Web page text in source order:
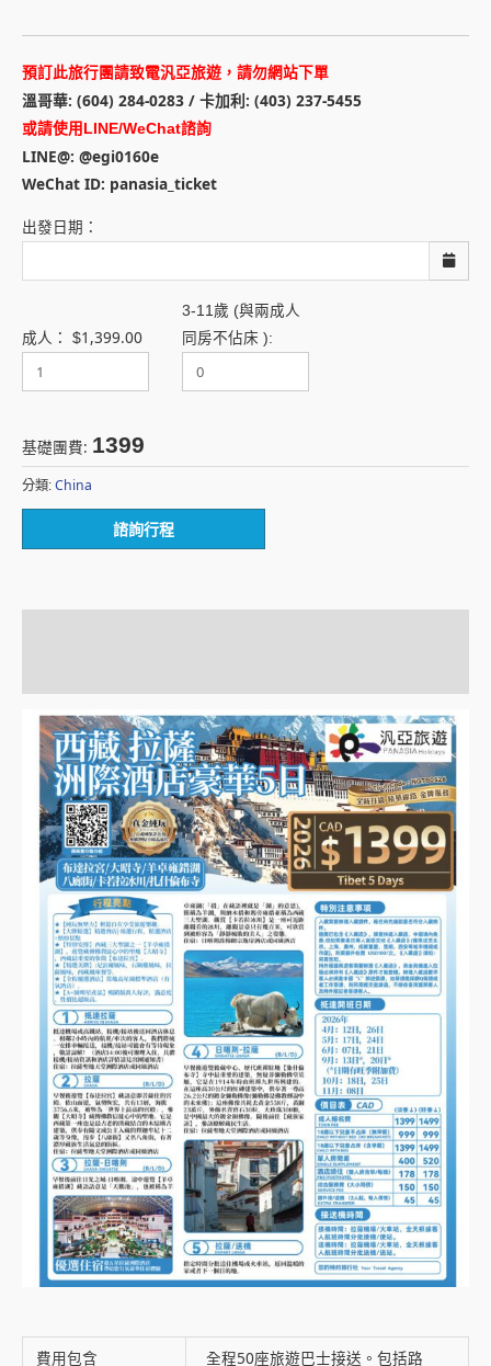
預訂此旅行團請致電汎亞旅遊，請勿網站下單
溫哥華: (604) 284-0283 / 卡加利: (403) 237-5455
或請使用LINE/WeChat諮詢
LINE@: @egi0160e
WeChat ID: panasia_ticket
出發日期：
成人： $1,399.00
3-11歲 (與兩成人
同房不佔床 ):
基礎團費: 1399
分類: China
諮詢行程
費用包含 全程50座旅遊巴士接送。包括路